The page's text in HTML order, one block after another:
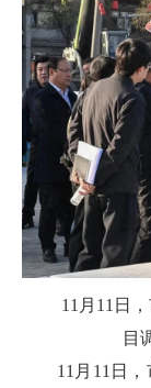
11月11日
目
11月11日